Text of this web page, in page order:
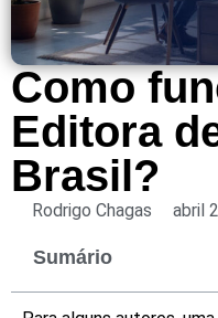
Como
Editora
Brasil?
Rodrigo Chagas abril
Sumário